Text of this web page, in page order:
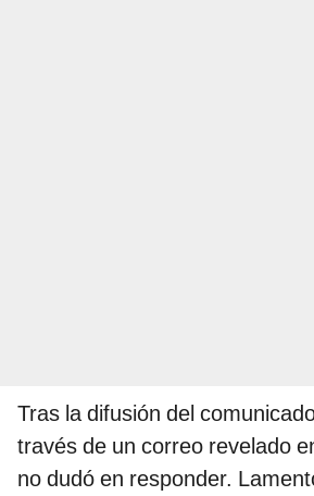
Tras la difusión del
través de un correo revelado
no dudó en responder.